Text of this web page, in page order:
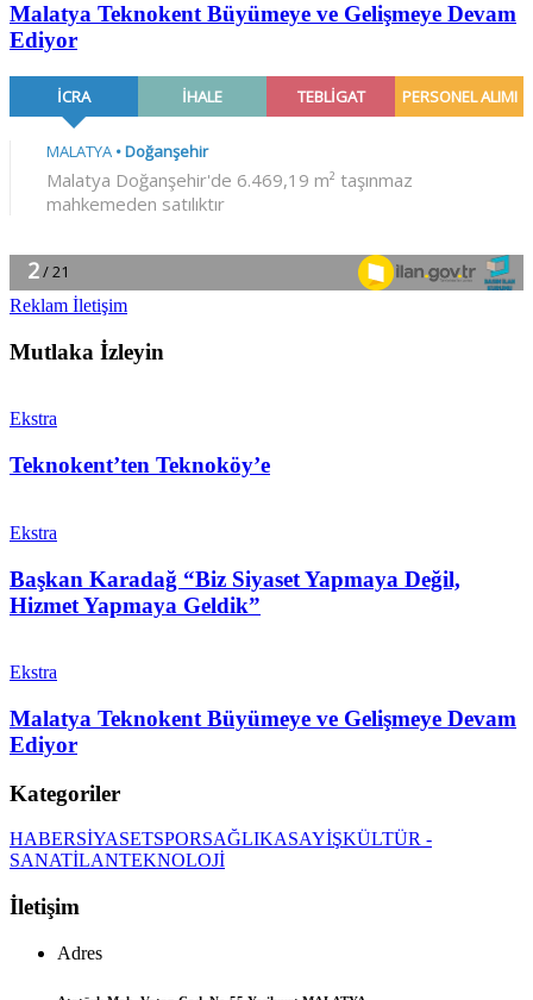
Malatya Teknokent Büyümeye ve Gelişmeye Devam
Ediyor
Reklam İletişim
Mutlaka İzleyin
Ekstra
Teknokent’ten Teknoköy’e
Ekstra
Başkan Karadağ “Biz Siyaset Yapmaya Değil,
Hizmet Yapmaya Geldik”
Ekstra
Malatya Teknokent Büyümeye ve Gelişmeye Devam
Ediyor
Kategoriler
HABERSİYASETSPORSAĞLIKASAYİŞKÜLTÜR -
SANATİLANTEKNOLOJİ
İletişim
Adres